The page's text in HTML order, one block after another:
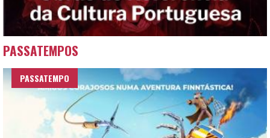
PASSATEMPOS
PASSATEMPO